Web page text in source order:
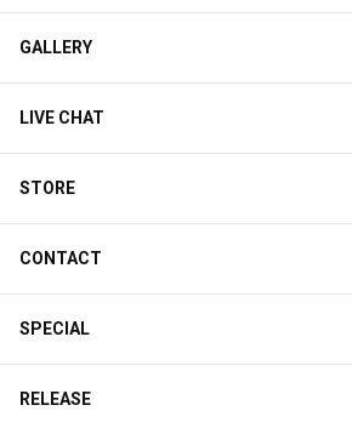
GALLERY
LIVE CHAT
STORE
CONTACT
SPECIAL
RELEASE